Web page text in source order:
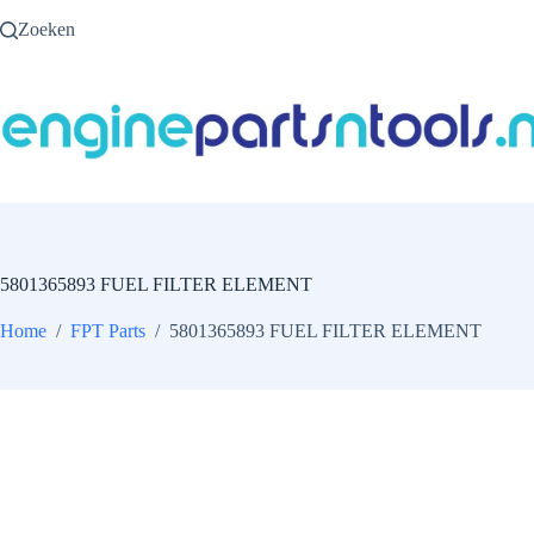
naarZoeken
5801365893 FUEL FILTER ELEMENT
Home / FPT Parts / 5801365893 FUEL FILTER ELEMENT